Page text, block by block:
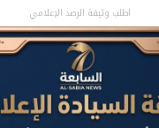
اطلب وثيقة الرصد الإعلامي